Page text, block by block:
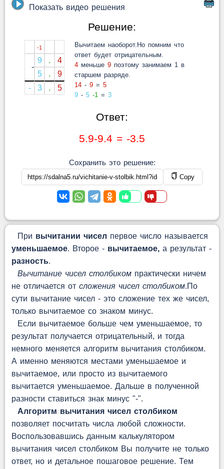
Показать видео решения
Решение:
-1
-
9 .
4
5
.
9
-
3 . 5
Вычитаем наоборот.Но помним что
ответ будет отрицательным.
4 меньше 9 поэтому занимаем 1 в
старшем разряде.
14 - 9 = 5
9 - 5 -1 = 3
Ответ:
5.9-9.4 = -3.5
Сохранить это решение:
Copy
При вычитании чисел первое число называется
уменьшаемое. Второе - вычитаемое,а результат -
разность.
Вычитание чисел столбикомпрактически ничем
не отличается от сложения чисел столбиком.По
сути вычитание чисел - это сложение тех же чисел,
только вычитаемое со знаком минус.
Если вычитаемое больше чем уменьшаемое, то
результат получается отрицательный, и тогда
немного меняется алгоритм вычитания столбиком.
А именно меняются местами уменьшаемое и
вычитаемое, или просто из вычитаемого
вычитается уменьшаемое. Дальше в полученной
разности ставиться знак минус "-".
Алгоритм вычитания чисел столбиком
позволяет посчитать числа любой сложности.
Воспользовавшись данным калькулятором
вычитания чисел столбиком Вы получите не только
ответ, но и детальное пошаговое решение. Тем